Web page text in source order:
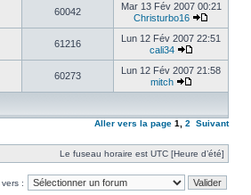
60042
Mar 13 Fév 2007 00:21
Christurbo16
61216
Lun 12 Fév 2007 22:51
cali34
60273
Lun 12 Fév 2007 21:58
mitch
Aller vers la page 1 2 Suivant
Le fuseau horaire est UTC [Heure d’été]
: